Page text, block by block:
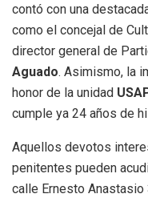
contó con una
como el concejal de
director general de
Aguado. Asimismo, la
honor de la unidad
cumple ya 24 años de
Aquellos devotos
penitentes pueden
calle Ernesto